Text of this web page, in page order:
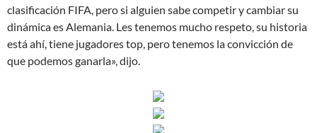
clasificación FIFA, pero si alguien sabe competir y cambiar su
dinámica es Alemania. Les tenemos mucho respeto, su historia
está ahí, tiene jugadores top, pero tenemos la convicción de
que podemos ganarla», dijo.